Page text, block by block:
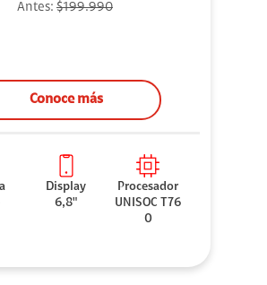
Antes: $199.990
Conoce más
Display
6,8"
Procesador
UNISOC T76
0